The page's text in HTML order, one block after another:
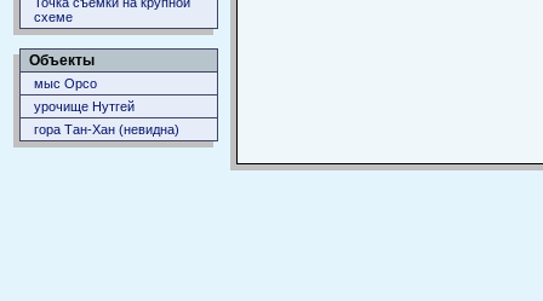
схеме
Объекты
мыс Орсо
урочище Нутгей
гора Тан-Хан (невидна)